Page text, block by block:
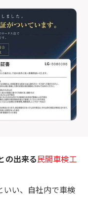
の出来る民間車検工
いい、自社内で車検